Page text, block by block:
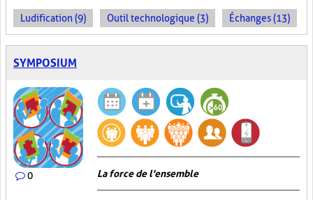
Ludification (9) Outil technologique (3) Échanges (13)
SYMPOSIUM
0 La force de l'ensemble